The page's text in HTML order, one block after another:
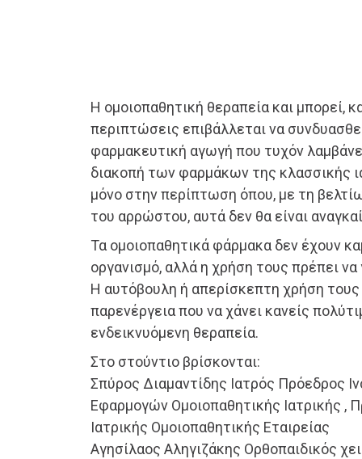
Η ομοιοπαθητική θεραπεία και μπορεί,
περιπτώσεις επιβάλλεται να
φαρμακευτική αγωγή που τυχόν
διακοπή των φαρμάκων της κλασσικής
μόνο στην περίπτωση όπου, με τη
του αρρώστου, αυτά δεν θα είναι
Τα ομοιοπαθητικά φάρμακα δεν έχουν
οργανισμό, αλλά η χρήση τους πρέπει να
Η αυτόβουλη ή απερίσκεπτη χρήση τους
παρενέργεια που να χάνει κανείς
ενδεικνυόμενη θεραπεία.
Στο στούντιο βρίσκονται:
Σπύρος Διαμαντίδης Ιατρός Πρόεδρος
Εφαρμογών Ομοιοπαθητικής Ιατρικής ,
Ιατρικής Ομοιοπαθητικής Εταιρείας
Αγησίλαος Αληγιζάκης Ορθοπαιδικός